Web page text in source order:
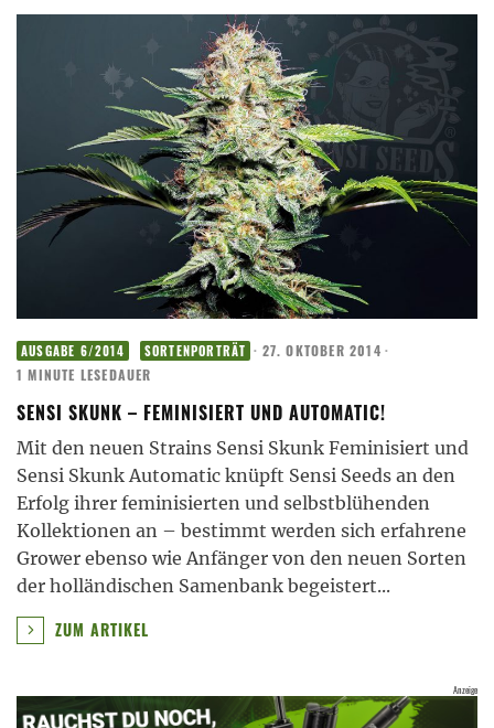
AUSGABE 6/2014 SORTENPORTRÄT · 27. OKTOBER 2014 ·
1 MINUTE LESEDAUER
SENSI SKUNK – FEMINISIERT UND AUTOMATIC!
Mit den neuen Strains Sensi Skunk Feminisiert und
Sensi Skunk Automatic knüpft Sensi Seeds an den
Erfolg ihrer feminisierten und selbstblühenden
Kollektionen an – bestimmt werden sich erfahrene
Grower ebenso wie Anfänger von den neuen Sorten
der holländischen Samenbank begeistert...
ZUM ARTIKEL